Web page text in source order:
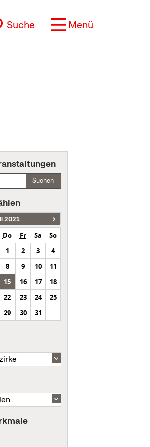
Suche Menü
Suchen
2021
Do Fr Sa
So
1
2 3
4
8 9 10
11
15 16 17
18
22 23 24
25
29 30 31